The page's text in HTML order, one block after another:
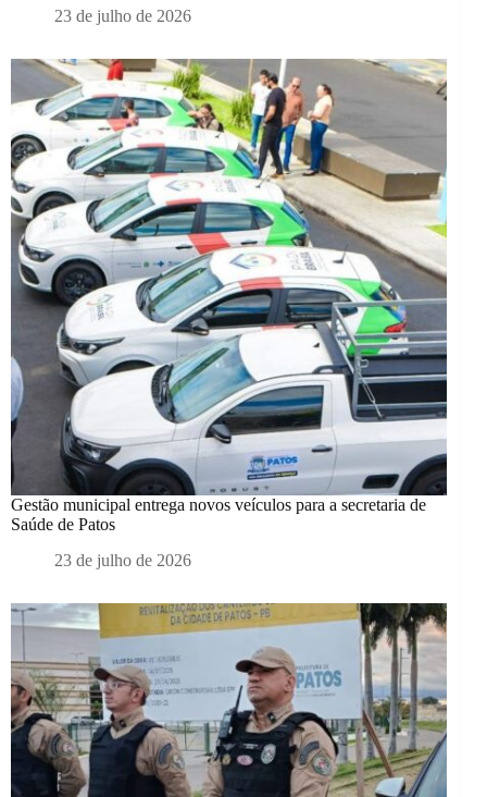
23 de julho de 2026
Gestão municipal entrega novos veículos para a secretaria de
Saúde de Patos
23 de julho de 2026